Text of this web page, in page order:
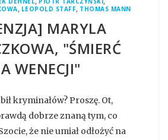
, LEOPOLD STAFF, THOMAS MANN
MARYLA
"ŚMIERĆ
WENECJI"
kryminałów? Proszę. Ot,
dobrze znaną tym, co
że nie umiał odłożyć na